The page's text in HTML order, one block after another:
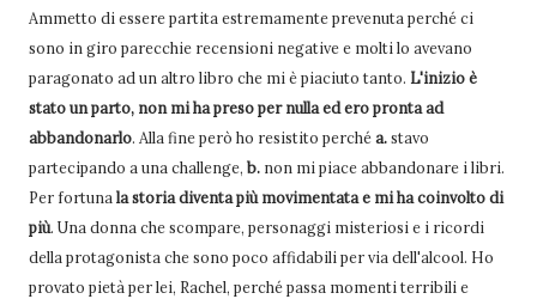
Ammetto di essere partita estremamente prevenuta perché ci
sono in giro parecchie recensioni negative e molti lo avevano
paragonato ad un altro libro che mi è piaciuto tanto. L'inizio è
stato un parto, non mi ha preso per nulla ed ero pronta ad
abbandonarlo. Alla fine però ho resistito perchéa.stavo
partecipando a una challenge, b. non mi piace abbandonare i libri.
Per fortuna la storia diventa più movimentata e mi ha coinvolto di
più. Una donna che scompare, personaggi misteriosi e i ricordi
della protagonista che sono poco affidabili per via dell'alcool. Ho
provato pietà per lei, Rachel, perché passa momenti terribili e